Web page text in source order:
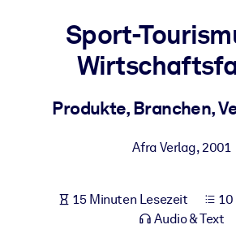
Bauen Sie eine gesunde und resiliente
Für LMS/LXP
Bereichern Sie Ihre
Sport-
Produkte, Branchen,
Afra Verlag,2001
15 Minuten Lesezeit
10
Audio & Text